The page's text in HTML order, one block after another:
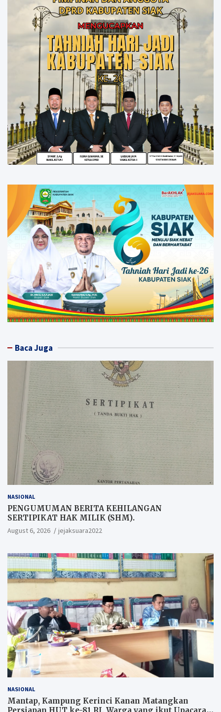
Baca Juga
NASIONAL
PENGUMUMAN BERITA KEHILANGAN
SERTIPIKAT HAK MILIK (SHM).
August 6, 2026 jejaksuara2022
NASIONAL
Mantap, Kampung Kerinci Kanan Matangkan